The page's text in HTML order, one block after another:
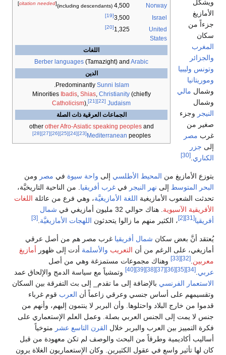
Norway
citation needed
Israel
United
States
Berber languages(Tamazight) and
Arabic
Predominantly
.
MinoritiesIbadis,Shias Christianity(chiefly
Catholicism
الجماعات العرقية ذات الصلة
otherother Afro-Asiatic speaking peoplesand
Mediterranean
peoples
[23]
[24]
[25]
[26]
[27]
[28]
المحيط الأطلسيإلىواحة سيوةفي مصرومن
نهر النيجرفيغرب أفريقيا. من الناحية التاريخيَّة،
اللغة الأمازيغيَّة ، وهي فرع من عائلة اللغات
. هناك حوالي 32 مليون أمازيغي في
شمال
منهم ما زالوا يتحدثوناللهجات الأمازيغيَّة.
شمال أفريقياغرب مصر هم من أصل عرقي
من أنالتعريب والأسلمةأدت إلى ظهورأمازيغ
مجموعات مستمزغة وهي من أصل
[40]
وتمشياً مع سياسة الدمج والإلحاق عمد
بالإضافة إلى ما تقدم_ إلى بث التفرقة بين السكان
أساس جنسي وعرقي زاعماً أنالعرب قوم غرباء
واحتلوها. وأن البربر لا ينتمون إليهم، وأنهم من
الجنس العربي بصلة. وعمل العلم الإستعماري على
العرب والبربر خلالالقرن التاسع عشر متوخياً
وطرقاً من البحث والوصف لم تكن معهودة من قبل
في عقول الكثيرين. وكان الإستعماريون الغلاة يرون